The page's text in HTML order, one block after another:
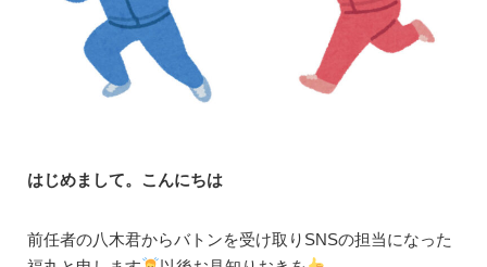
はじめまして。こんにちは
前任者の八木君からバトンを受け取りSNSの担当になった